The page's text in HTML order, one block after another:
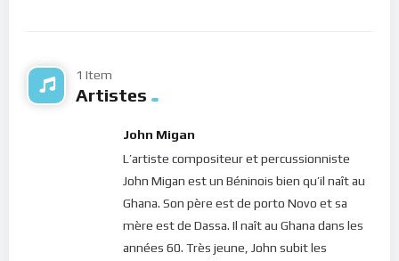
1 Item
Artistes
John Migan
L’artiste compositeur et percussionniste
John Migan est un Béninois bien qu’il naît au
Ghana. Son père est de porto Novo et sa
mère est de Dassa. Il naît au Ghana dans les
années 60. Très jeune, John subit les